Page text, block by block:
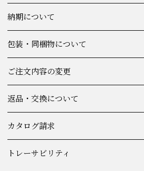
納期について
包装・同梱物について
ご注文内容の変更
返品・交換について
カタログ請求
トレーサビリティ